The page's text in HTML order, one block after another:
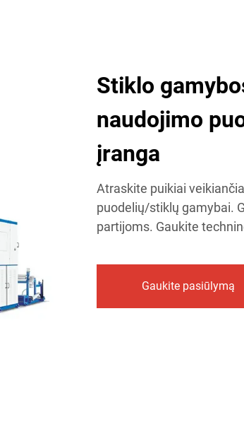
Stiklo
naudojimo
įranga
Atraskite puikiai
puodelių/stiklų gamybai.
partijoms. Gaukite
Gaukite pasiūlymą